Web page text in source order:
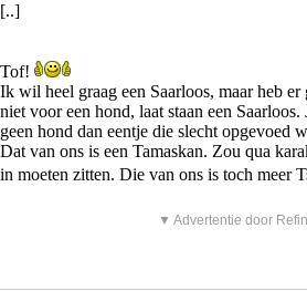
[..]
Tof!
Ik wil heel graag een Saarloos, maar heb
niet voor een hond, laat staan een Saarloos.
geen hond dan eentje die slecht opgevoed
Dat van ons is een Tamaskan. Zou qua
in moeten zitten. Die van ons is toch meer
▼ Advertentie door